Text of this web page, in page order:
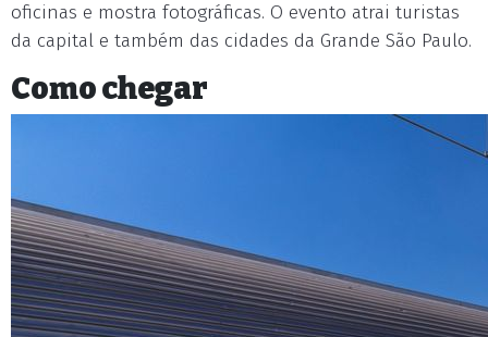
oficinas e mostra fotográficas. O evento atrai turistas
da capital e também das cidades da Grande São Paulo.
Como chegar